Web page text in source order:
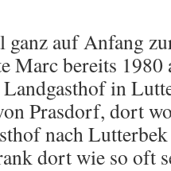
auf Anfang
Marc bereits
Landgasthof in
Prasdorf, dort
nach
dort wie so oft